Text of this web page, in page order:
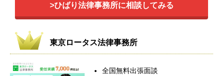
>ひばり法律事務所に相談してみる
東京ロータス法律事務所
全国無料出張面談